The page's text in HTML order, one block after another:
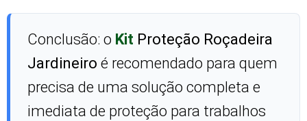
Conclusão: o Kit Proteção Roçadeira
Jardineiro é recomendado para quem
precisa de uma solução completa e
imediata de proteção para trabalhos